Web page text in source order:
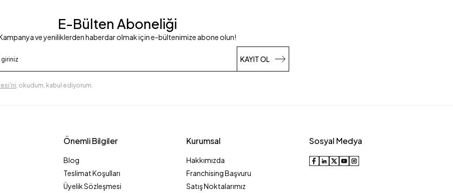
E-Bülten Aboneliği
ve yeniliklerden haberdar olmak için e-bültenimize abone olun!
KAYIT OL
, okudum, kabul ediyorum.
Önemli Bilgiler
Blog
Teslimat Koşulları
Üyelik Sözleşmesi
Kurumsal
Hakkımızda
Franchising Başvuru
Satış Noktalarımız
Sosyal Medya